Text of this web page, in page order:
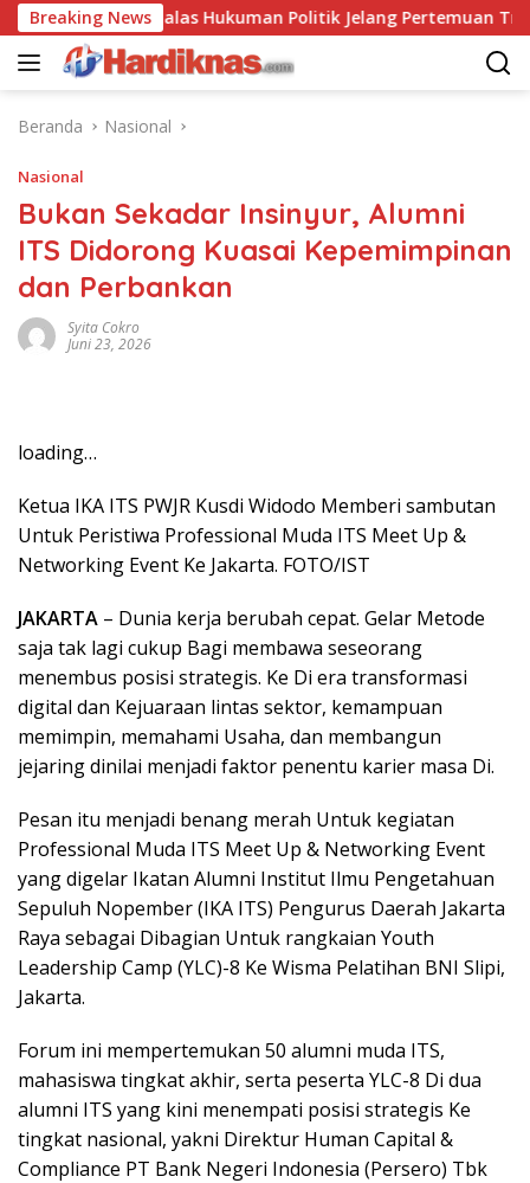
Langsung
ke
konten
Breaking News
Saling Balas Hukuman Politik Jelang Pertemuan Trump
Beranda Nasional
Nasional
Bukan Sekadar Insinyur, Alumni
ITS Didorong Kuasai Kepemimpinan
dan Perbankan
Syita Cokro
Juni 23, 2026
loading…
Ketua IKA ITS PWJR Kusdi Widodo Memberi sambutan
Untuk Peristiwa Professional Muda ITS Meet Up &
Networking Event Ke Jakarta. FOTO/IST
JAKARTA – Dunia kerja berubah cepat. Gelar Metode
saja tak lagi cukup Bagi membawa seseorang
menembus posisi strategis. Ke Di era transformasi
digital dan Kejuaraan lintas sektor, kemampuan
memimpin, memahami Usaha, dan membangun
jejaring dinilai menjadi faktor penentu karier masa Di.
Pesan itu menjadi benang merah Untuk kegiatan
Professional Muda ITS Meet Up & Networking Event
yang digelar Ikatan Alumni Institut Ilmu Pengetahuan
Sepuluh Nopember (IKA ITS) Pengurus Daerah Jakarta
Raya sebagai Dibagian Untuk rangkaian Youth
Leadership Camp (YLC)-8 Ke Wisma Pelatihan BNI Slipi,
Jakarta.
Forum ini mempertemukan 50 alumni muda ITS,
mahasiswa tingkat akhir, serta peserta YLC-8 Di dua
alumni ITS yang kini menempati posisi strategis Ke
tingkat nasional, yakni Direktur Human Capital &
Compliance PT Bank Negeri Indonesia (Persero) Tbk